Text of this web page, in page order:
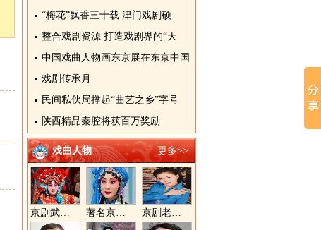
“梅花”飘香三十载 津门戏剧硕
整合戏剧资源 打造戏剧界的“天
中国戏曲人物画东京展在东京中国
戏剧传承月
民间私伙局撑起“曲艺之乡”字号
陕西精品秦腔将获百万奖励
更多>>
戏曲人物
京剧武旦演员李静文 著名京剧演员李海燕 京剧老生演员胡晓楠